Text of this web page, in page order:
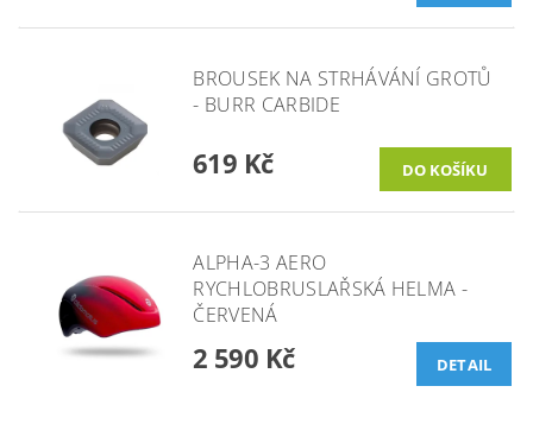
BROUSEK NA STRHÁVÁNÍ GROTŮ
- BURR CARBIDE
619 Kč
ALPHA-3 AERO
RYCHLOBRUSLAŘSKÁ HELMA -
ČERVENÁ
2 590 Kč DETAIL